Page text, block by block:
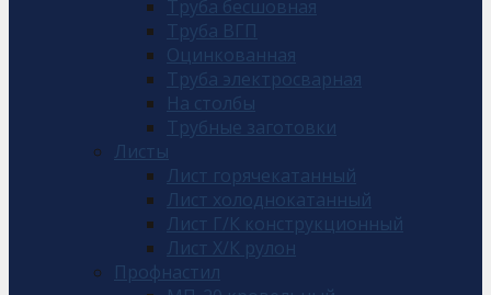
Труба бесшовная
Труба ВГП
Оцинкованная
Труба электросварная
На столбы
Трубные заготовки
Листы
Лист горячекатанный
Лист холоднокатанный
Лист Г/К конструкционный
Лист Х/К рулон
Профнастил